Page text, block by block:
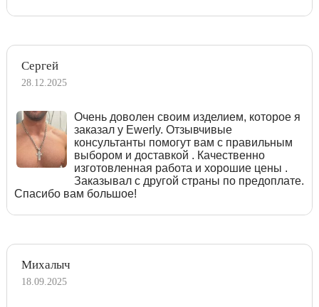
Сергей
28.12.2025
Очень доволен своим изделием, которое я
заказал у Ewerly. Отзывчивые
консультанты помогут вам с правильным
выбором и доставкой . Качественно
изготовленная работа и хорошие цены .
Заказывал с другой страны по предоплате.
Спасибо вам большое!
Михалыч
18.09.2025